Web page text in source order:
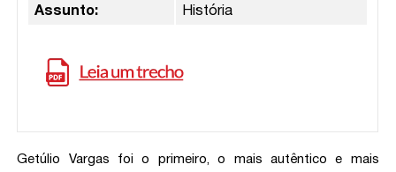
Assunto: História
Getúlio Vargas foi o primeiro, o mais autêntico e mais